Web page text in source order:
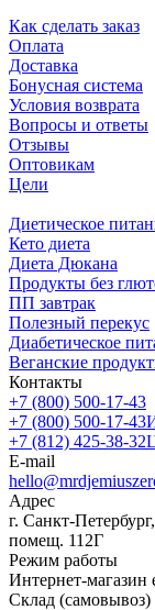
Как сделать заказ
Оплата
Доставка
Бонусная система
Условия возврата
Вопросы и ответы
Отзывы
Оптовикам
Цели
Диетическое
Кето диета
Диета Дюкана
Продукты без
ПП завтрак
Полезный перекус
Диабетическое
Веганские
Контакты
+7 (800) 500-17-43
+7 (800) 500-17-43
+7 (812) 425-38-32
E-mail
Адрес
г. Санкт-
помещ. 112Г
Режим работы
Интернет-
Склад